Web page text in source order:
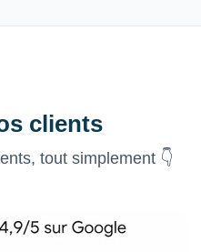
clients
tout simplement 👇